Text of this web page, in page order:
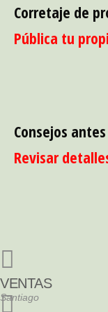
Corretaje de
Pública tu
Consejos
Revisar
VENTAS
Santiago